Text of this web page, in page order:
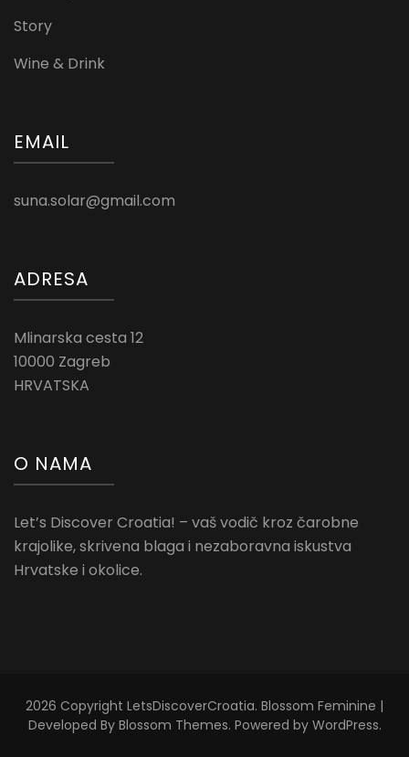
Story
Wine & Drink
EMAIL
suna.solar@gmail.com
ADRESA
Mlinarska cesta 12
10000 Zagreb
HRVATSKA
O NAMA
Let’s Discover Croatia! – vaš vodič kroz čarobne
krajolike, skrivena blaga i nezaboravna iskustva
Hrvatske i okolice.
2026 Copyright LetsDiscoverCroatia. Blossom Feminine |
Developed By Blossom Themes. Powered by WordPress.